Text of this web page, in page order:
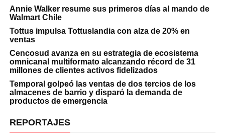
Annie Walker resume sus primeros días al mando de
Walmart Chile
Tottus impulsa Tottuslandia con alza de 20% en
ventas
Cencosud avanza en su estrategia de ecosistema
omnicanal multiformato alcanzando récord de 31
millones de clientes activos fidelizados
Temporal golpeó las ventas de dos tercios de los
almacenes de barrio y disparó la demanda de
productos de emergencia
REPORTAJES